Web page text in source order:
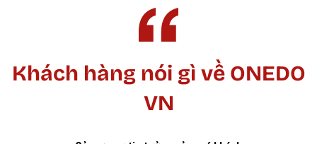
Khách hàng nói gì về ONEDO
VN